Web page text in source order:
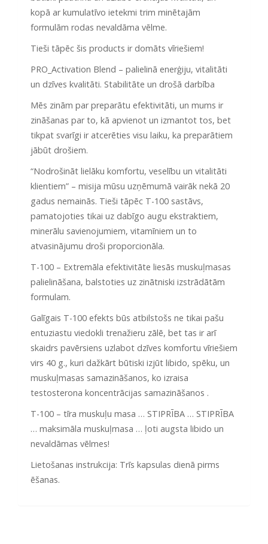
kopā ar kumulatīvo ietekmi trim minētajām
formulām rodas nevaldāma vēlme.
Tieši tāpēc šis products ir domāts vīriešiem!
PRO_Activation Blend – palielinā enerģiju, vitalitāti
un dzīves kvalitāti. Stabilitāte un drošā darbība
Mēs zinām par preparātu efektivitāti, un mums ir
zināšanas par to, kā apvienot un izmantot tos, bet
tikpat svarīgi ir atcerēties visu laiku, ka preparātiem
jābūt drošiem.
“Nodrošināt lielāku komfortu, veselību un vitalitāti
klientiem” – misija mūsu uzņēmumā vairāk nekā 20
gadus nemainās. Tieši tāpēc T-100 sastāvs,
pamatojoties tikai uz dabīgo augu ekstraktiem,
minerālu savienojumiem, vitamīniem un to
atvasinājumu droši proporcionāla.
T-100 – Extremāla efektivitāte liesās muskuļmasas
palielināšana, balstoties uz zinātniski izstrādātām
formulam.
Galīgais T-100 efekts būs atbilstošs ne tikai pašu
entuziastu viedokli trenažieru zālē, bet tas ir arī
skaidrs pavērsiens uzlabot dzīves komfortu vīriešiem
virs 40 g., kuri dažkārt būtiski izjūt libido, spēku, un
muskuļmasas samazināšanos, ko izraisa
testosterona koncentrācijas samazināšanos .
T-100 – tīra muskuļu masa … STIPRĪBA … STIPRĪBA
… maksimāla muskuļmasa … ļoti augsta libido un
nevaldāmas vēlmes!
Lietošanas instrukcija: Trīs kapsulas dienā pirms
ēšanas.